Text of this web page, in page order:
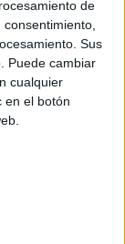
de
Sus
Puede cambiar
cualquier
en el botón